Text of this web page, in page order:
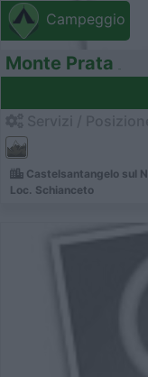
Campeggio
Monte Prata
Castelsantangelo sul
Loc. Schianceto